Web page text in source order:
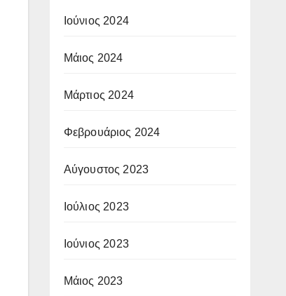
Ιούνιος 2024
Μάιος 2024
Μάρτιος 2024
Φεβρουάριος 2024
Αύγουστος 2023
Ιούλιος 2023
Ιούνιος 2023
Μάιος 2023